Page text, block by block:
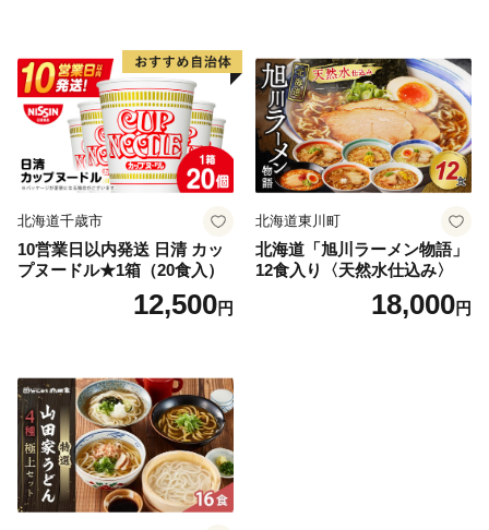
北海道千歳市
10営業日以内発送 日清 カッ
プヌードル★1箱（20食入）
12,500円
北海道東川町
北海道「旭川ラーメン物語」
12食入り〈天然水仕込み〉
18,000円